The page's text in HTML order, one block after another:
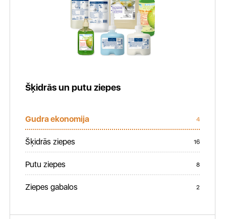
Šķidrās un putu ziepes
Gudra ekonomija 4
Šķidrās ziepes 16
Putu ziepes 8
Ziepes gabalos 2